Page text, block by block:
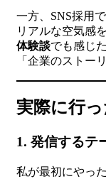
一方、SNS採用
リアルな空気感
体験談でも感じ
「企業のストー
実際に行
1. 発信するテ
私が最初にやっ